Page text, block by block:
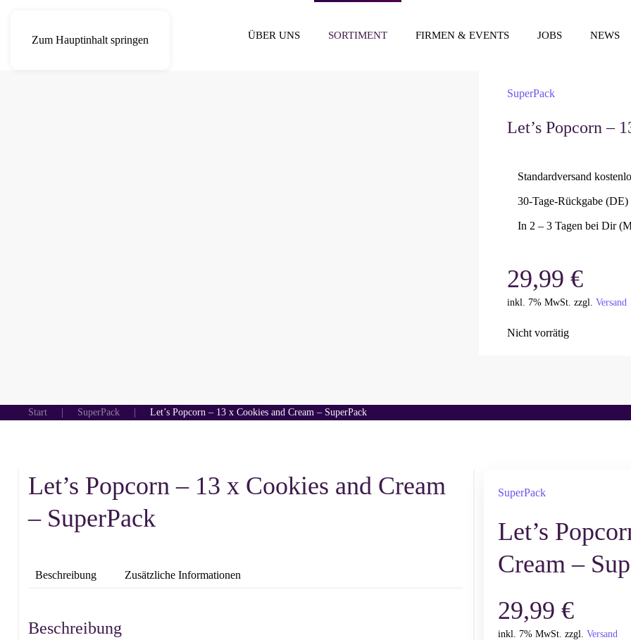
Zum Hauptinhalt springen ÜBER UNS SORTIMENT FIRMEN & EVENTS JOBS NEWS
SuperPack
Let’s Popcorn –
Standardversand
30-Tage-Rückgabe (DE)
In 2 – 3 Tagen bei Dir
29,99 €
inkl. 7% MwSt. zzgl. Versand
Nicht vorrätig
Start SuperPack Let’s Popcorn – 13 x Cookies and Cream – SuperPack
Let’s Popcorn – 13 x Cookies and Cream
– SuperPack
Beschreibung Zusätzliche Informationen
Beschreibung
SuperPack
Let’s
Cream –
29,99 €
inkl. 7% MwSt. zzgl. Versand